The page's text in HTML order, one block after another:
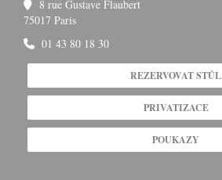
8 rue Gustave Flaubert
75017 Paris((otevře se v novém okně))
01 43 80 18 30
REZERVOVAT STŮL
PRIVATIZACE
POUKAZY